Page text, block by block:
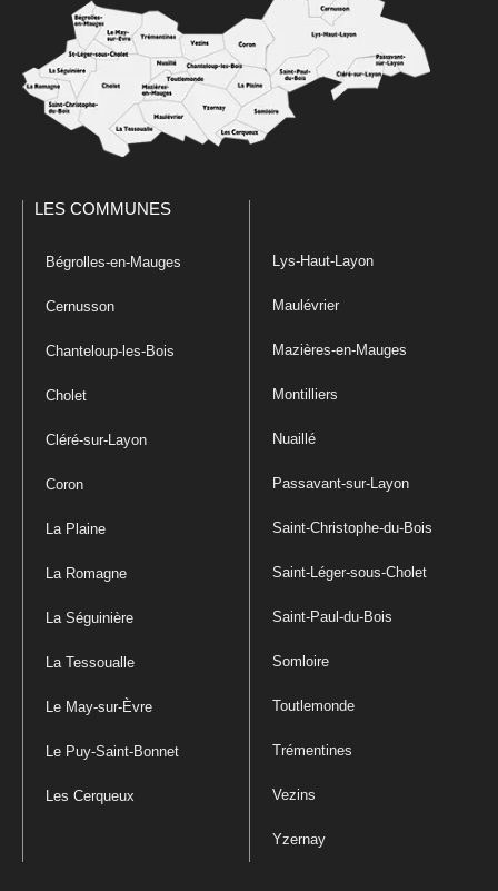
LES COMMUNES
Bégrolles-en-Mauges
Cernusson
Chanteloup-les-Bois
Cholet
Cléré-sur-Layon
Coron
La Plaine
La Romagne
La Séguinière
La Tessoualle
Le May-sur-Èvre
Le Puy-Saint-Bonnet
Les Cerqueux
Lys-Haut-Layon
Maulévrier
Mazières-en-Mauges
Montilliers
Nuaillé
Passavant-sur-Layon
Saint-Christophe-du-Bois
Saint-Léger-sous-Cholet
Saint-Paul-du-Bois
Somloire
Toutlemonde
Trémentines
Vezins
Yzernay